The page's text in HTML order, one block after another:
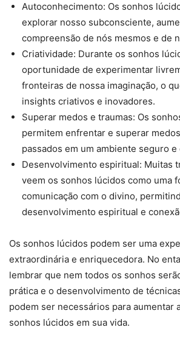
Autoconhecimento: Os sonhos
explorar nosso subconsciente,
compreensão de nós mesmos e de
Criatividade: Durante os sonhos
oportunidade de experimentar
fronteiras de nossa imaginação, o
insights criativos e inovadores.
Superar medos e traumas: Os
permitem enfrentar e superar
passados em um ambiente seguro
Desenvolvimento espiritual: Muitas
veem os sonhos lúcidos como uma
comunicação com o divino,
desenvolvimento espiritual e
Os sonhos lúcidos podem ser uma
extraordinária e enriquecedora. No
lembrar que nem todos os sonhos
prática e o desenvolvimento de
podem ser necessários para aumentar
sonhos lúcidos em sua vida.